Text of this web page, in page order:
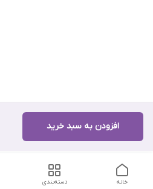
افزودن به سبد خرید
دسته‌بندی خانه